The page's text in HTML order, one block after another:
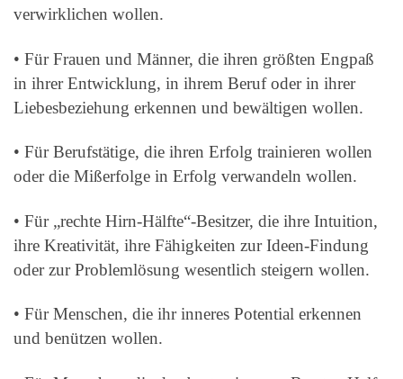
verwirklichen wollen.
• Für Frauen und Männer, die ihren größten Engpaß
in ihrer Entwicklung, in ihrem Beruf oder in ihrer
Liebesbeziehung erkennen und bewältigen wollen.
• Für Berufstätige, die ihren Erfolg trainieren wollen
oder die Mißerfolge in Erfolg verwandeln wollen.
• Für „rechte Hirn-Hälfte“-Besitzer, die ihre Intuition,
ihre Kreativität, ihre Fähigkeiten zur Ideen-Findung
oder zur Problemlösung wesentlich steigern wollen.
• Für Menschen, die ihr inneres Potential erkennen
und benützen wollen.